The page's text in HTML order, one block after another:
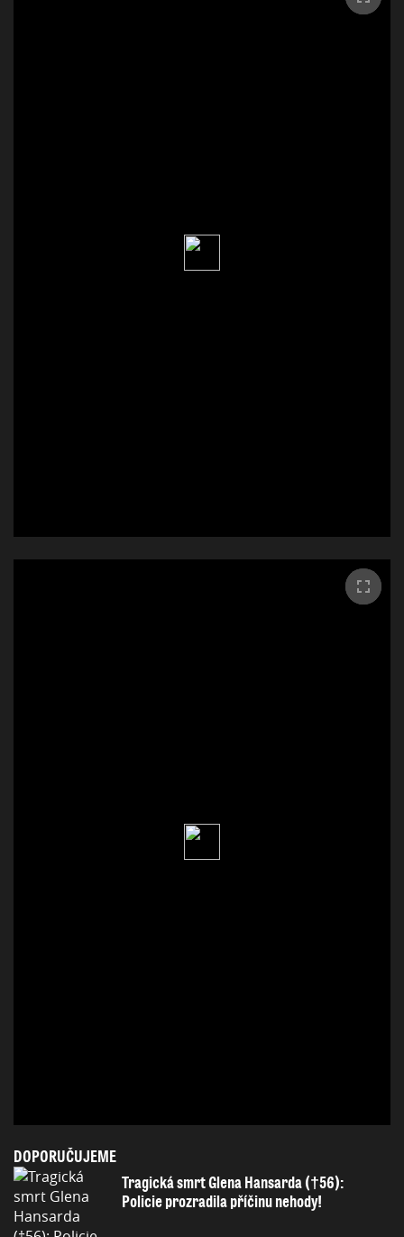
DOPORUČUJEME
Tragická smrt Glena Hansarda (†56):
Policie prozradila příčinu nehody!